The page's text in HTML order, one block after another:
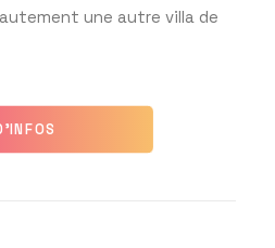
une autre villa de